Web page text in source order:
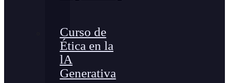
Curso de
Ética en la
lA
Generativa